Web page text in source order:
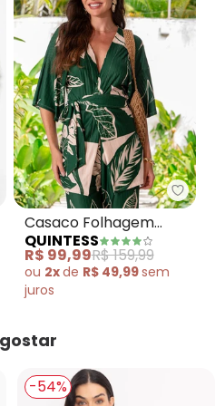
- Kimono Folhagem
Casaco Folhagem
Verde em Malha
Texturizada
QUINTESS
R$ 99,99R$ 159,99
ou 2xde R$ 49,99sem
juros
-54%